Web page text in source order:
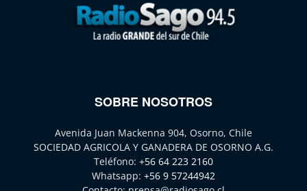
SOBRE NOSOTROS
Avenida Juan Mackenna 904, Osorno, Chile
SOCIEDAD AGRICOLA Y GANADERA DE OSORNO A.G.
Teléfono: +56 64 223 2160
Whatsapp: +56 9 57244942